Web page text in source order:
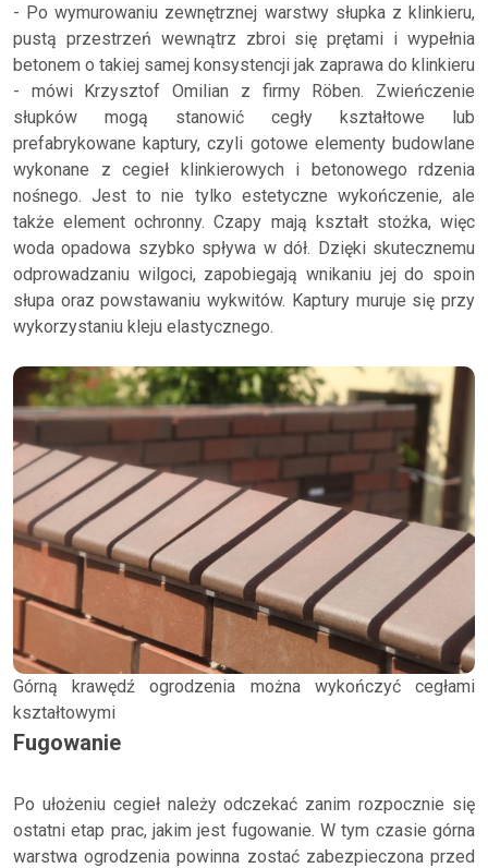
- Po wymurowaniu zewnętrznej warstwy słupka z klinkieru,
pustą przestrzeń wewnątrz zbroi się prętami i wypełnia
betonem o takiej samej konsystencji jak zaprawa do klinkieru
- mówi Krzysztof Omilian z firmy Röben. Zwieńczenie
słupków mogą stanowić cegły kształtowe lub
prefabrykowane kaptury, czyli gotowe elementy budowlane
wykonane z cegieł klinkierowych i betonowego rdzenia
nośnego. Jest to nie tylko estetyczne wykończenie, ale
także element ochronny. Czapy mają kształt stożka, więc
woda opadowa szybko spływa w dół. Dzięki skutecznemu
odprowadzaniu wilgoci, zapobiegają wnikaniu jej do spoin
słupa oraz powstawaniu wykwitów. Kaptury muruje się przy
wykorzystaniu kleju elastycznego.
Górną krawędź ogrodzenia można wykończyć cegłami
kształtowymi
Fugowanie
Po ułożeniu cegieł należy odczekać zanim rozpocznie się
ostatni etap prac, jakim jest fugowanie. W tym czasie górna
warstwa ogrodzenia powinna zostać zabezpieczona przed